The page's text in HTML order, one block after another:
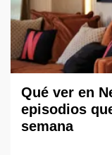
Qué ver en
episodios
semana